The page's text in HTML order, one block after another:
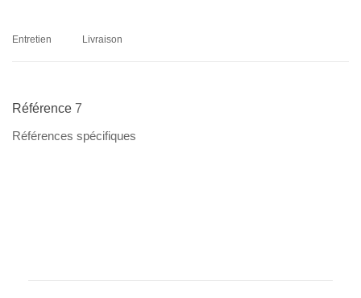
Entretien Livraison
Référence 7
Références spécifiques